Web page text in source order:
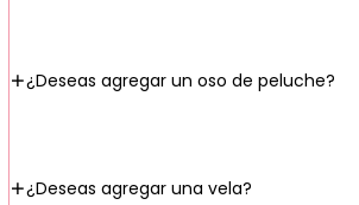
¿Deseas agregar un oso de peluche?
¿Deseas agregar una vela?